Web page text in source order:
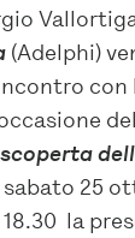
(Adelphi)
con
25
la